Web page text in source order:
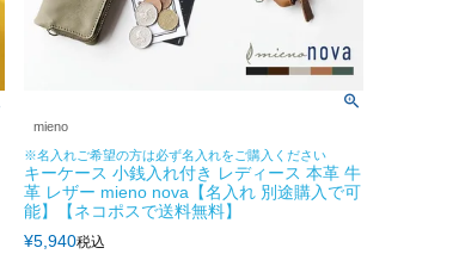
mieno
※名入れご希望の方は必ず名入れをご購入ください
キーケース 小銭入れ付き レディース 本革 牛
革 レザー mieno nova【名入れ 別途購入で可
能】【ネコポスで送料無料】
¥5,940税込